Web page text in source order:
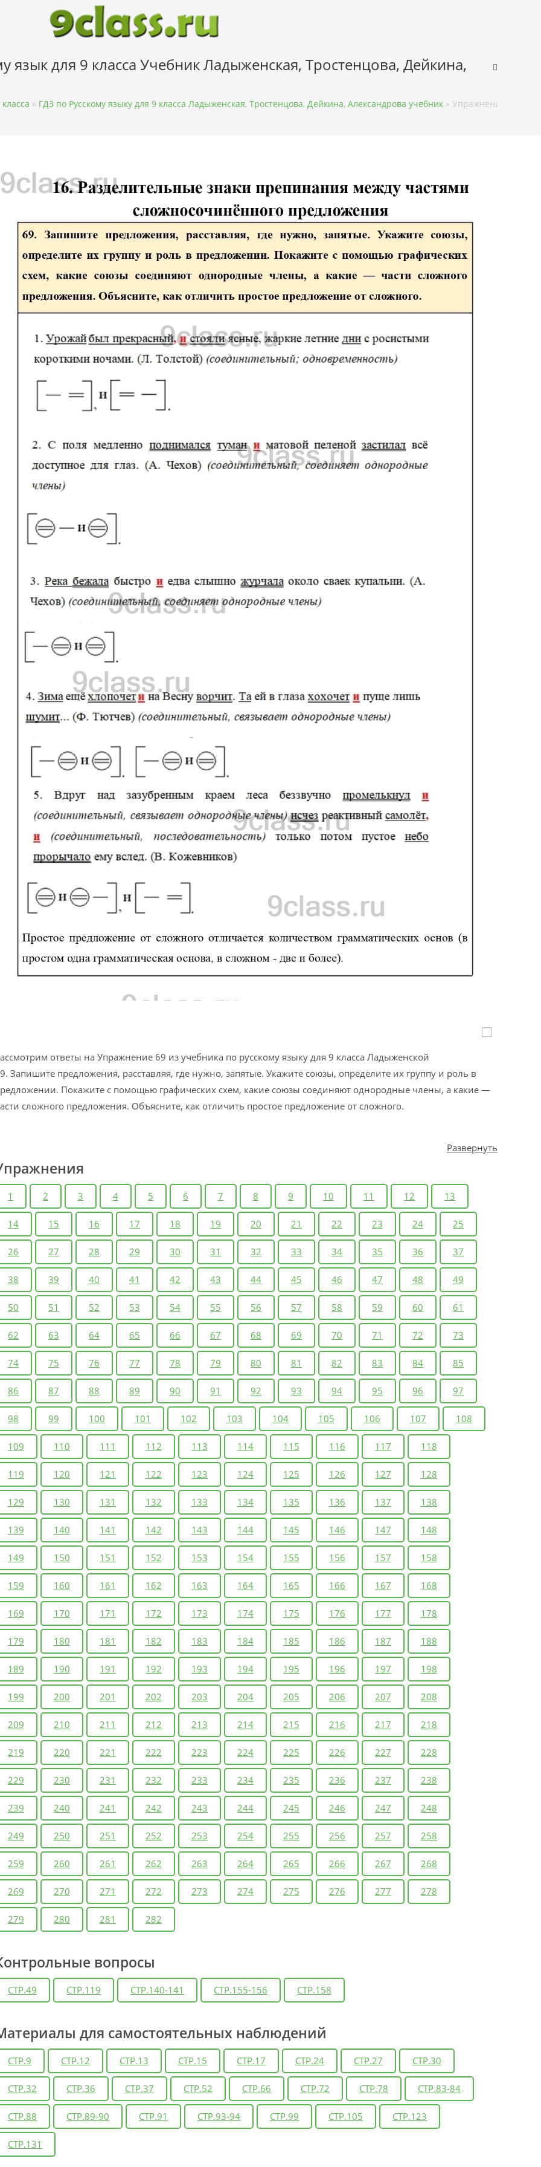
язык для 9 класса Учебник Ладыженская, Тростенцова, Дейкина,
» ГДЗ по Русскому языку для 9 класса Ладыженская, Тростенцова, Дейкина, Александрова учебник » Упражнение 69 –
Развернуть
ответы на Упражнение 69 из учебника по русскому языку для 9 класса Ладыженской
Запишите предложения, расставляя, где нужно, запятые. Укажите союзы, определите их группу и роль в
Покажите с помощью графических схем, какие союзы соединяют однородные члены, а какие —
сложного предложения. Объясните, как отличить простое предложение от сложного.
1 2 3 4 5 6 7 8 9 10 11 12 13
14 15 16 17 18 19 20 21 22 23 24 25
26 27 28 29 30 31 32 33 34 35 36 37
38 39 40 41 42 43 44 45 46 47 48 49
50 51 52 53 54 55 56 57 58 59 60 61
62 63 64 65 66 67 68 69 70 71 72 73
74 75 76 77 78 79 80 81 82 83 84 85
86 87 88 89 90 91 92 93 94 95 96 97
98 99 100 101 102 103 104 105 106 107 108
109 110 111 112 113 114 115 116 117 118
119 120 121 122 123 124 125 126 127 128
129 130 131 132 133 134 135 136 137 138
139 140 141 142 143 144 145 146 147 148
149 150 151 152 153 154 155 156 157 158
159 160 161 162 163 164 165 166 167 168
169 170 171 172 173 174 175 176 177 178
179 180 181 182 183 184 185 186 187 188
189 190 191 192 193 194 195 196 197 198
199 200 201 202 203 204 205 206 207 208
209 210 211 212 213 214 215 216 217 218
219 220 221 222 223 224 225 226 227 228
229 230 231 232 233 234 235 236 237 238
239 240 241 242 243 244 245 246 247 248
249 250 251 252 253 254 255 256 257 258
259 260 261 262 263 264 265 266 267 268
269 270 271 272 273 274 275 276 277 278
279 280 281 282
вопросы
СТР.49 СТР.119 СТР.140-141 СТР.155-156 СТР.158
для самостоятельных наблюдений
СТР.9 СТР.12 СТР.13 СТР.15 СТР.17 СТР.24 СТР.27 СТР.30
СТР.32 СТР.36 СТР.37 СТР.52 СТР.66 СТР.72 СТР.78 СТР.83-84
СТР.88 СТР.89-90 СТР.91 СТР.93-94 СТР.99 СТР.105 СТР.123
СТР.131